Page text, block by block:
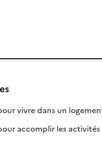
vivre dans un :
:
accomplir les activités